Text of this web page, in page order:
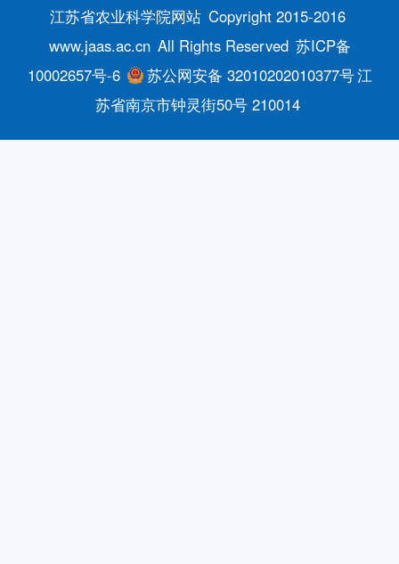
江苏省农业科学院网站 Copyright 2015-2016
www.jaas.ac.cn All Rights Reserved 苏ICP备
10002657号-6
苏公网安备 32010202010377号江
苏省南京市钟灵街50号 210014